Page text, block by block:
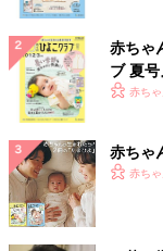
赤ちゃ
ブ 夏
く！赤ち
赤ちゃ
赤ち